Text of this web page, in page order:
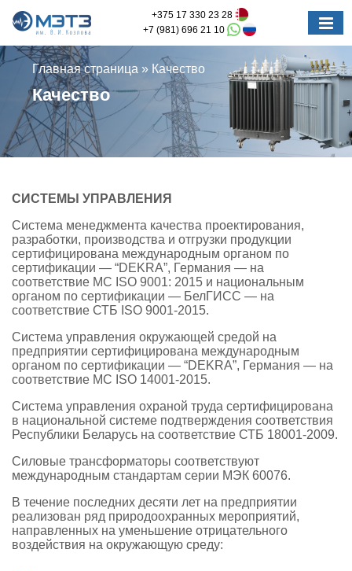
+375 17 330 23 28
+7 (981) 696 21 10
Главная страница » Качество
Качество
СИСТЕМЫ УПРАВЛЕНИЯ
Система менеджмента качества проектирования,
разработки, производства и отгрузки продукции
сертифицирована международным органом по
сертификации — “DEKRA”, Германия — на
соответствие МС ISO 9001: 2015 и национальным
органом по сертификации — БелГИСС — на
соответствие СТБ ISO 9001-2015.
Система управления окружающей средой на
предприятии сертифицирована международным
органом по сертификации — “DEKRA”, Германия — на
соответствие МС ISO 14001-2015.
Система управления охраной труда сертифицирована
в национальной системе подтверждения соответствия
Республики Беларусь на соответствие СТБ 18001-2009.
Силовые трансформаторы соответствуют
международным стандартам серии МЭК 60076.
В течение последних десяти лет на предприятии
реализован ряд природоохранных мероприятий,
направленных на уменьшение отрицательного
воздействия на окружающую среду: